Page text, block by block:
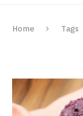
Home Tags